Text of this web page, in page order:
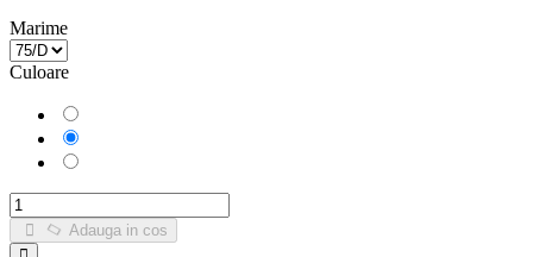
Marime
Culoare
Adauga in cos